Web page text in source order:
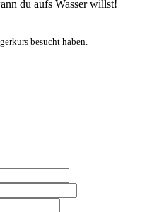
du aufs Wasser willst!
besucht haben.